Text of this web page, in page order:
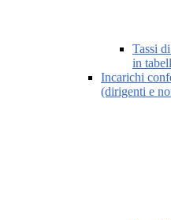
Tassi
in
Incarichi
(dirigenti e